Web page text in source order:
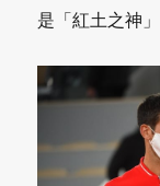
是「紅土之神」